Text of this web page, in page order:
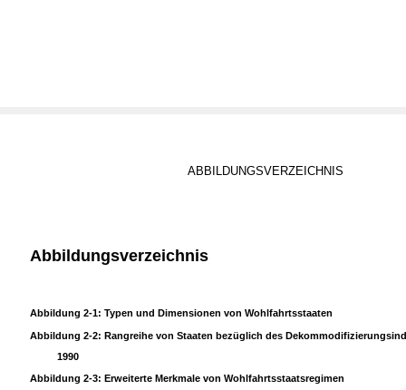
ABBILDUNGSVERZEICHNIS
Abbildungsverzeichnis
Abbildung 2-1: Typen und Dimensionen von Wohlfahrtsstaaten
Abbildung 2-2: Rangreihe von Staaten bezüglich des
1990
Abbildung 2-3: Erweiterte Merkmale von Wohlfahrtsstaatsregimen